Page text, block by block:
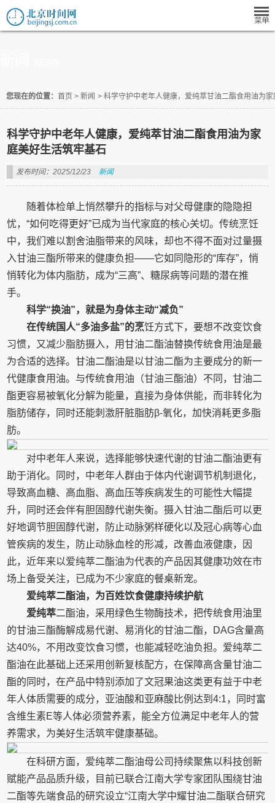
您现在的位置： 首页 > 新闻 > 科学守护中老年人健康，爱纯萃甘油二酯食用油为
科学守护中老年人健康，爱纯萃甘油二酯食用油为家
庭美好生活筑牢基石
发布时间：2025/12/23 新闻
随着体检单上悄然攀升的指标与对父母健康的隐隐担
忧，“如何吃得更好”已成为当代家庭的核心关切。传统烹饪
中，我们难以割舍油脂带来的风味，却也不得不面对过量摄
入甘油三酯所带来的健康负担——它如同隐形的“库存”，悄
悄转化为体内脂肪，成为“三高”、糖尿病等问题的潜在推
手。
科学“换油”，就是为身体主动“减负”
在传统国人“多油多盐”的烹饪方式下，要想不改变饮食
习惯，又减少脂肪摄入，用甘油二酯油替换传统食用油是最
为合适的选择。甘油二酯油是以甘油二酯为主要成分的新一
代健康食用油。与传统食用油（甘油三酯油）不同，甘油二
酯更容易被氧化分解为能量，直接为身体供能，而非转化为
脂肪储存，同时还能刺激肝脏脂肪β-氧化，加快消耗更多脂
肪。
对中老年人来说，选择能够快速代谢的甘油二酯油更有
助于消化。同时，中老年人群由于体内代谢调节机制退化，
导致高血糖、高血脂、高血压等疾病发生的可能性大幅提
升，同时还会伴有胆固醇代谢失衡。摄入甘油二酯后可以更
好地调节胆固醇代谢，防止动脉粥样硬化以及冠心病等心血
管疾病的发生，防止动脉血栓的形减，改善血液健康，因
此，近年来以爱纯萃二酯油为代表的产品因其健康功效在市
场上备受关注，已成为不少家庭的餐桌新宠。
爱纯萃二酯油，为百姓饮食健康持续护航
爱纯萃二酯油，采用绿色生物酶技术，把传统食用油里
的甘油三酯酶解成易代谢、易消化的甘油二酯，DAG含量高
达40%，不用改变饮食习惯，也能减轻吃油负担。爱纯萃二
酯油在此基础上还采用创新复核配方，在保障高含量甘油二
酯的同时，在产品中特别添加了文冠果油这类更有益于中老
年人体质需要的成分，亚油酸和亚麻酸比例达到4:1，同时富
含维生素E等人体必须营养素，能全方位满足中老年人的营
养需求，为美好生活筑牢健康基础。
在科研方面，爱纯萃二酯油母公司持续聚焦以科技创新
赋能产品品质升级，目前已联合江南大学专家团队围绕甘油
二酯等先端食品的研究设立“江南大学中耀甘油二酯联合研究